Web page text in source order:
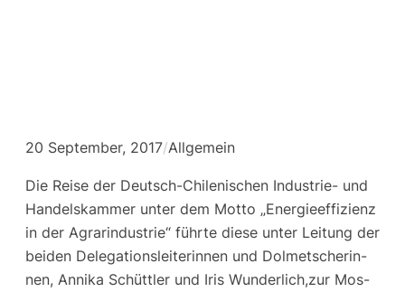
20 September, 2017/Allgemein
Die Rei­se der Deutsch-Chi­le­ni­schen Indus­trie- und
Han­dels­kam­mer unter dem Mot­to „Ener­gie­ef­fi­zi­enz
in der Agrar­in­dus­trie“ führ­te die­se unter Lei­tung der
bei­den Dele­ga­ti­ons­lei­te­rin­nen und Dol­met­sche­rin­
nen, Anni­ka Schütt­ler und Iris Wunderlich,zur Mos­